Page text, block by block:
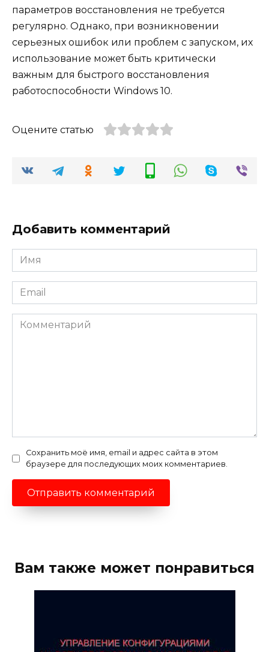
параметров восстановления не требуется
регулярно. Однако, при возникновении
серьезных ошибок или проблем с запуском, их
использование может быть критически
важным для быстрого восстановления
работоспособности Windows 10.
Оцените статью
Добавить комментарий
Имя
*
Email
*
Комментарий
Сохранить моё имя, email и адрес сайта в этом
браузере для последующих моих комментариев.
Вам также может понравиться